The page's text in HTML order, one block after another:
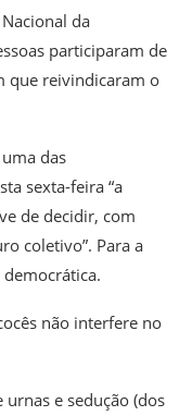
da
participaram de
que reivindicaram o
das
sexta-feira “a
de decidir, com
coletivo”. Para a
não interfere no
urnas e sedução (dos